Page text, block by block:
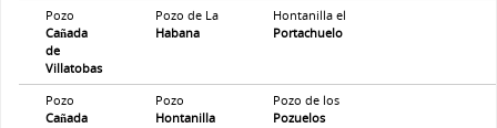
Pozo
Cañada
de
Villatobas
Pozo de La
Habana
Hontanilla el
Portachuelo
Pozo
Cañada
Pozo
Hontanilla
Pozo de los
Pozuelos